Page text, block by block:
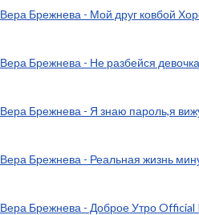
Вера Брежнева - Мой друг ковбой
Вера Брежнева - Не разбейся
Вера Брежнева - Я знаю пароль,я
Вера Брежнева - Реальная жизнь
Вера Брежнева - Доброе Утро Official